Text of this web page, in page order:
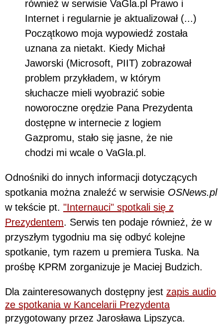
również w serwisie VaGla.pl Prawo i
Internet i regularnie je aktualizował (...)
Początkowo moja wypowiedź została
uznana za nietakt. Kiedy Michał
Jaworski (Microsoft, PIIT) zobrazował
problem przykładem, w którym
słuchacze mieli wyobrazić sobie
noworoczne orędzie Pana Prezydenta
dostępne w internecie z logiem
Gazpromu, stało się jasne, że nie
chodzi mi wcale o VaGla.pl.
Odnośniki do innych informacji dotyczących
spotkania można znaleźć w serwisie OSNews.pl
w tekście pt. "Internauci" spotkali się z
Prezydentem. Serwis ten podaje również, że w
przyszłym tygodniu ma się odbyć kolejne
spotkanie, tym razem u premiera Tuska. Na
prośbę KPRM zorganizuje je Maciej Budzich.
Dla zainteresowanych dostępny jest zapis audio
ze spotkania w Kancelarii Prezydenta
przygotowany przez Jarosława Lipszyca.